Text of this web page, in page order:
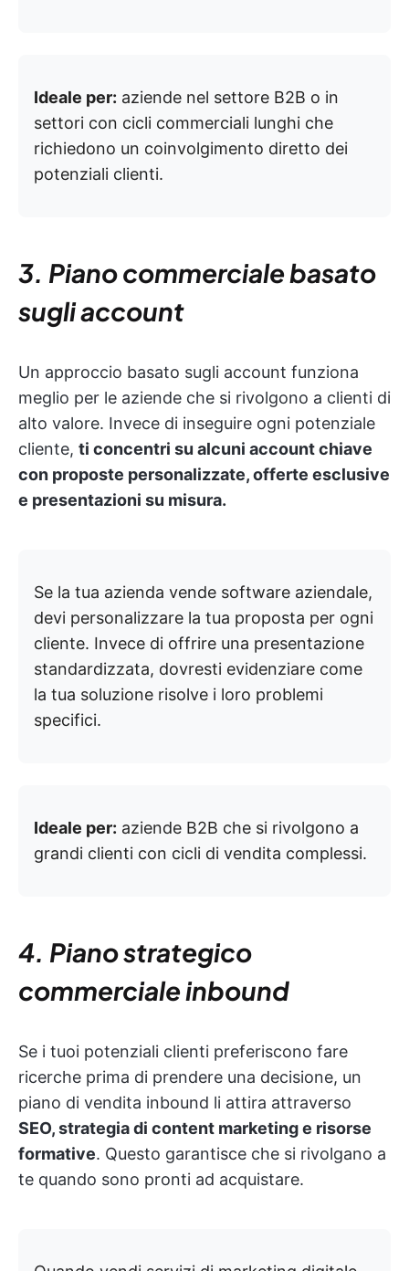
Ideale per: aziende nel settore B2B o in
settori con cicli commerciali lunghi che
richiedono un coinvolgimento diretto dei
potenziali clienti.
3. Piano commerciale basato
sugli account
Un approccio basato sugli account funziona
meglio per le aziende che si rivolgono a clienti di
alto valore. Invece di inseguire ogni potenziale
cliente, ti concentri su alcuni account chiave
con proposte personalizzate, offerte esclusive
e presentazioni su misura.
Se la tua azienda vende software aziendale,
devi personalizzare la tua proposta per ogni
cliente. Invece di offrire una presentazione
standardizzata, dovresti evidenziare come
la tua soluzione risolve i loro problemi
specifici.
Ideale per: aziende B2B che si rivolgono a
grandi clienti con cicli di vendita complessi.
4. Piano strategico
commerciale inbound
Se i tuoi potenziali clienti preferiscono fare
ricerche prima di prendere una decisione, un
piano di vendita inbound li attira attraverso
SEO, strategia di content marketing e risorse
formative. Questo garantisce che si rivolgano a
te quando sono pronti ad acquistare.